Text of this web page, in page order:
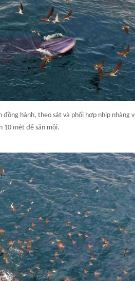
hành, theo sát và phối hợp nhịp nhàng
10 mét để săn mồi.